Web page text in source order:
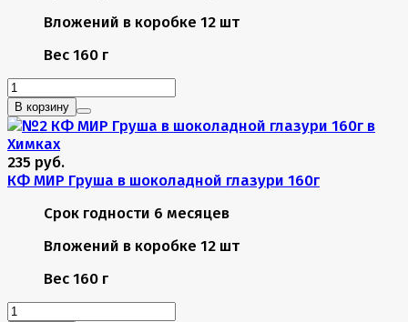
Вложений в коробке 12 шт
Вес 160 г
В корзину
235 руб.
КФ МИР Груша в шоколадной глазури 160г
Срок годности 6 месяцев
Вложений в коробке 12 шт
Вес 160 г